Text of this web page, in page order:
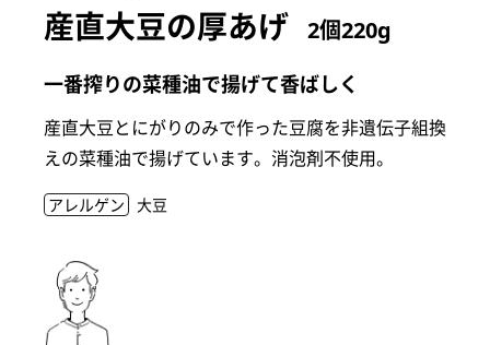
産直大豆の厚あげ 2個220g
一番搾りの菜種油で揚げて香ばしく
産直大豆とにがりのみで作った豆腐を非遺伝子組換
えの菜種油で揚げています。消泡剤不使用。
アレルゲン 大豆